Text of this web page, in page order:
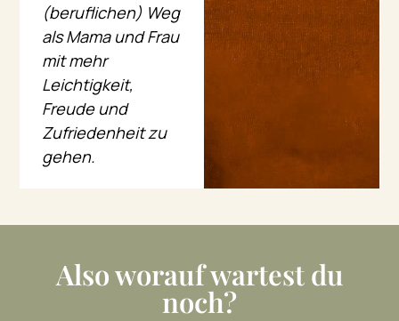
(beruflichen) Weg
als Mama und Frau
mit mehr
Leichtigkeit,
Freude und
Zufriedenheit zu
gehen.
Also worauf wartest du
noch?